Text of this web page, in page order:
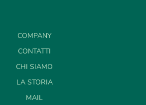
COMPANY
CONTATTI
CHI SIAMO
LA STORIA
MAIL